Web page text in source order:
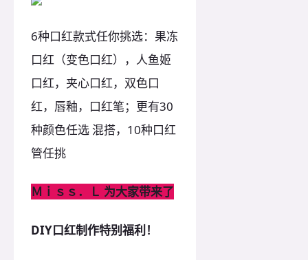
6种口红款式任你挑选：果冻
口红（变色口红），人鱼姬
口红，夹心口红，双色口
红，唇釉，口红笔；更有30
种颜色任选 混搭，10种口红
管任挑
Ｍｉｓｓ．Ｌ 为大家带来了
DIY口红制作特别福利！